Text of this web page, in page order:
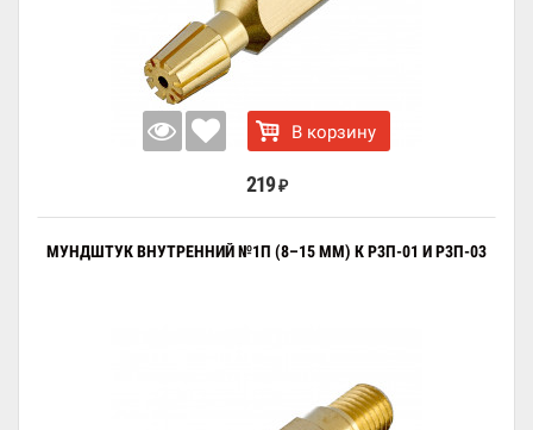
В корзину
219 ₽
МУНДШТУК ВНУТРЕННИЙ №1П (8–15 ММ) К Р3П-01 И Р3П-03